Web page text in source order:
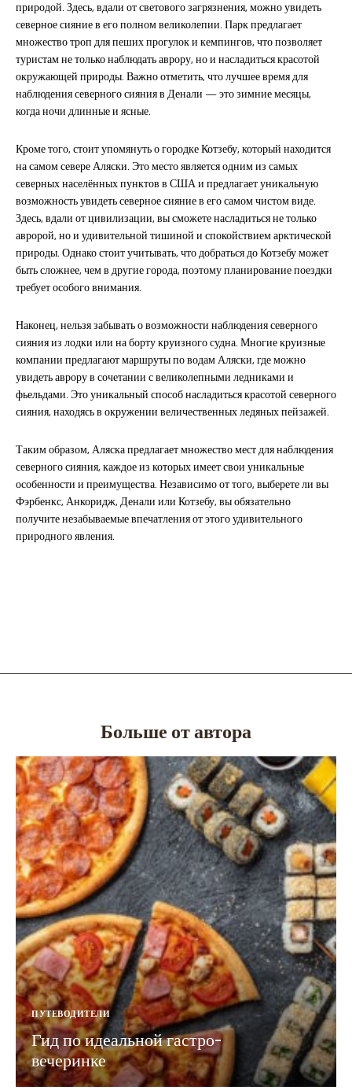
природой. Здесь, вдали от светового загрязнения, можно увидеть
северное сияние в его полном великолепии. Парк предлагает
множество троп для пеших прогулок и кемпингов, что позволяет
туристам не только наблюдать аврору, но и насладиться красотой
окружающей природы. Важно отметить, что лучшее время для
наблюдения северного сияния в Денали — это зимние месяцы,
когда ночи длинные и ясные.
Кроме того, стоит упомянуть о городке Котзебу, который находится
на самом севере Аляски. Это место является одним из самых
северных населённых пунктов в США и предлагает уникальную
возможность увидеть северное сияние в его самом чистом виде.
Здесь, вдали от цивилизации, вы сможете насладиться не только
авророй, но и удивительной тишиной и спокойствием арктической
природы. Однако стоит учитывать, что добраться до Котзебу может
быть сложнее, чем в другие города, поэтому планирование поездки
требует особого внимания.
Наконец, нельзя забывать о возможности наблюдения северного
сияния из лодки или на борту круизного судна. Многие круизные
компании предлагают маршруты по водам Аляски, где можно
увидеть аврору в сочетании с великолепными ледниками и
фьельдами. Это уникальный способ насладиться красотой северного
сияния, находясь в окружении величественных ледяных пейзажей.
Таким образом, Аляска предлагает множество мест для наблюдения
северного сияния, каждое из которых имеет свои уникальные
особенности и преимущества. Независимо от того, выберете ли вы
Фэрбенкс, Анкоридж, Денали или Котзебу, вы обязательно
получите незабываемые впечатления от этого удивительного
природного явления.
Больше от автора
ПУТЕВОДИТЕЛИ
Гид по идеальной гастро-
вечеринке